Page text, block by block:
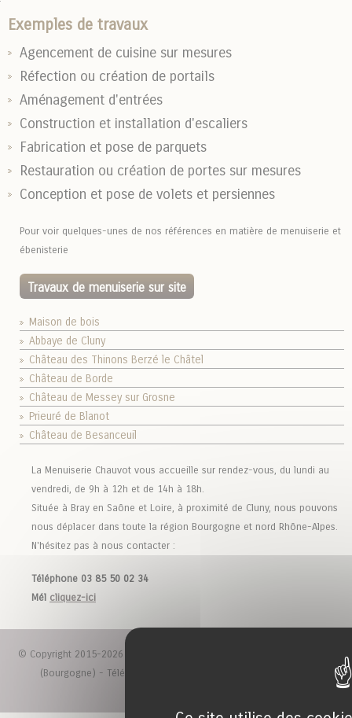
Exemples de travaux
Agencement de cuisine sur mesures
Réfection ou création de portails
Aménagement d'entrées
Construction et installation d'escaliers
Fabrication et pose de parquets
Restauration ou création de portes sur mesures
Conception et pose de volets et persiennes
Pour voir quelques-unes de nos références en matière de menuiserie et
ébenisterie
Travaux de menuiserie sur site
Maison de bois
Abbaye de Cluny
Château des Thinons Berzé le Châtel
Château de Borde
Château de Messey sur Grosne
Prieuré de Blanot
Château de Besanceuil
La Menuiserie Chauvot vous accueille sur rendez-vous, du lundi au
vendredi, de 9h à 12h et de 14h à 18h.
Située à Bray en Saône et Loire, à proximité de Cluny, nous pouvons
nous déplacer dans toute la région Bourgogne et nord Rhône-Alpes.
N'hésitez pas à nous contacter :
Téléphone 03 85 50 02 34
Mél cliquez-ici
© Copyright 2015-2026 - Menuiserie Chauvot à Bray en Saône et Loire
(Bourgogne) - Téléphone : 03.85.50.02.34 -